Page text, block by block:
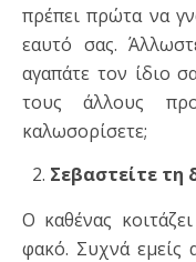
πρέπει πρώτα να
εαυτό σας.
αγαπάτε τον ίδιο
τους άλλους
καλωσορίσετε;
Σεβαστείτε
Ο καθένας
φακό. Συχνά εμείς